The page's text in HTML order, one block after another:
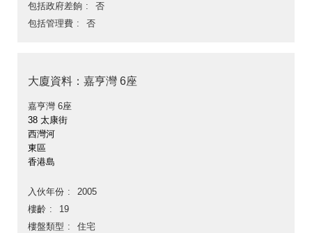
包括政府差餉
否
包括管理費
否
大廈資料：嘉亨灣 6座
嘉亨灣 6座
38 太康街
西灣河
東區
香港島
入伙年份
2005
樓齡
19
樓盤類型
住宅